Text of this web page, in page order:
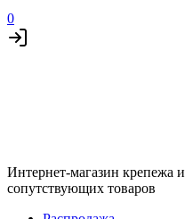
0
Интернет-магазин крепежа и
сопутствующих товаров